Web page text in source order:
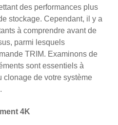
des performances plus
stockage. Cependant, il y a
à comprendre avant de
parmi lesquels
TRIM. Examinons de
sont essentiels à
clonage de votre système
4K